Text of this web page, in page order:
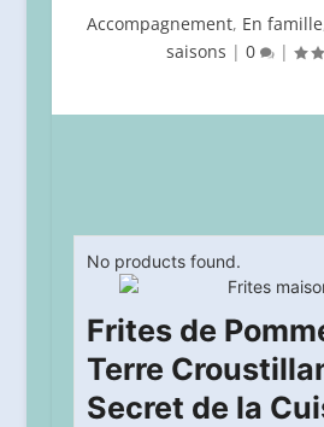
Accompagnement, En famille
saisons | 0 |
No products found.
Frites de
Terre
Secret de la